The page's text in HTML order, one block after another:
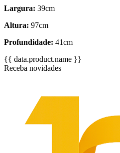
Largura: 39cm
Altura: 97cm
Profundidade: 41cm
{{ data.product.name }}
Receba novidades